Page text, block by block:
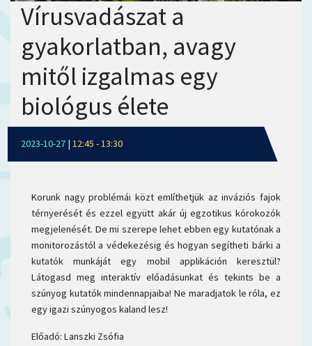
Vírusvadászat a
gyakorlatban, avagy
mitől izgalmas egy
biológus élete
2023-10-27 | 12:45 - 13:30
Korunk nagy problémái közt említhetjük az inváziós fajok
térnyerését és ezzel együtt akár új egzotikus kórokozók
megjelenését. De mi szerepe lehet ebben egy kutatónak a
monitorozástól a védekezésig és hogyan segítheti bárki a
kutatók munkáját egy mobil applikáción keresztül?
Látogasd meg interaktív előadásunkat és tekints be a
szúnyog kutatók mindennapjaiba! Ne maradjatok le róla, ez
egy igazi szúnyogos kaland lesz!
Előadó: Lanszki Zsófia